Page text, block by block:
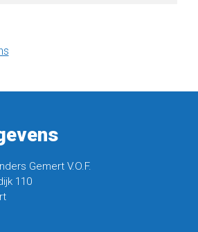
Gemert V.O.F.
110